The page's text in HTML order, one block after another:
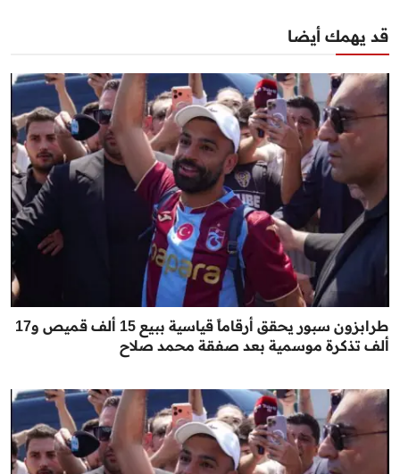
قد يهمك أيضا
طرابزون سبور يحقق أرقاماً قياسية ببيع 15 ألف قميص و17
ألف تذكرة موسمية بعد صفقة محمد صلاح